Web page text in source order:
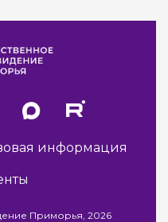
информация
Приморья, 2026